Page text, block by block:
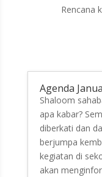
Rencana
Agenda
Shaloom
apa kabar?
diberkati dan
berjumpa
kegiatan di
akan